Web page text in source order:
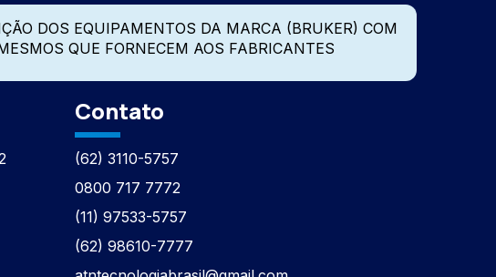
DOS EQUIPAMENTOS DA MARCA (BRUKER) COM
QUE FORNECEM AOS FABRICANTES
Contato
(62) 3110-5757
0800 717 7772
(11) 97533-5757
(62) 98610-7777